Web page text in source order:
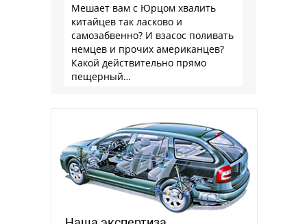
Мешает вам с Юрцом хвалить
китайцев так ласково и
самозабвенно? И взасос поливать
немцев и прочих американцев?
Какой действительно прямо
пещерный…